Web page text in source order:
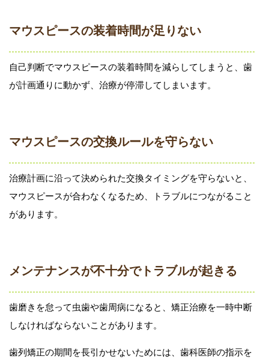
マウスピースの装着時間が足りない
自己判断でマウスピースの装着時間を減らしてしまうと、歯
が計画通りに動かず、治療が停滞してしまいます。
マウスピースの交換ルールを守らない
治療計画に沿って決められた交換タイミングを守らないと、
マウスピースが合わなくなるため、トラブルにつながること
があります。
メンテナンスが不十分でトラブルが起きる
歯磨きを怠って虫歯や歯周病になると、矯正治療を一時中断
しなければならないことがあります。
歯列矯正の期間を長引かせないためには、歯科医師の指示を